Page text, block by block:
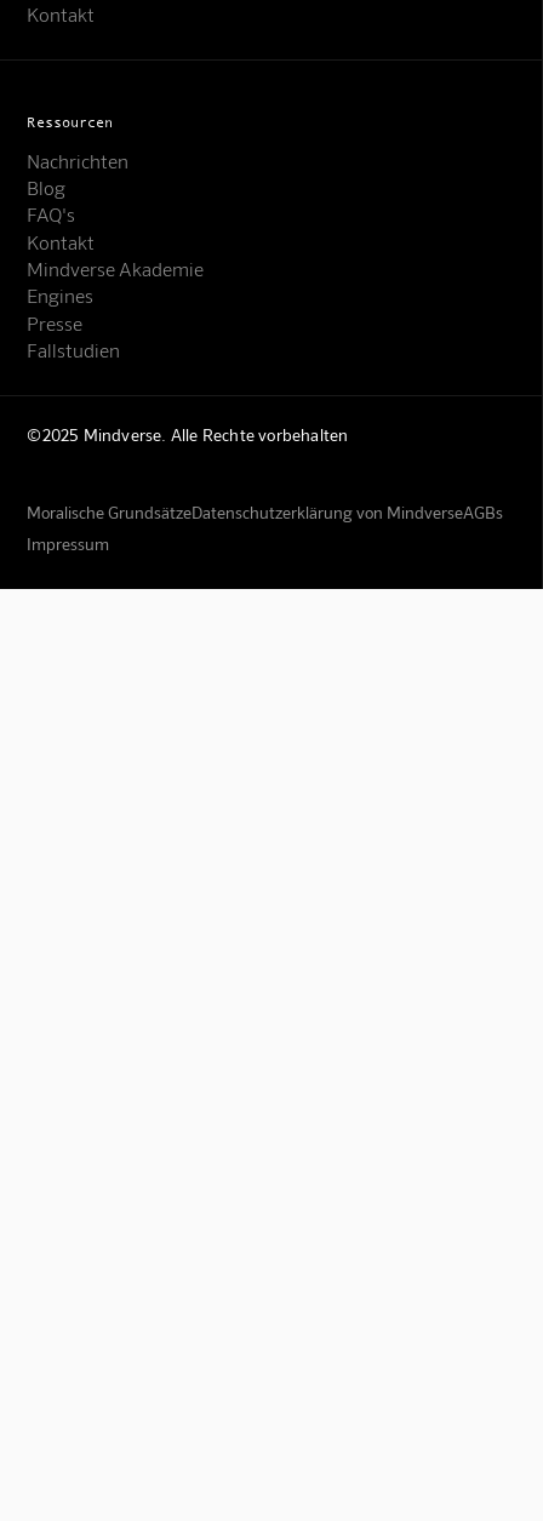
Kontakt
Ressourcen
Nachrichten
Blog
FAQ's
Kontakt
Mindverse Akademie
Engines
Presse
Fallstudien
©2025 Mindverse. Alle Rechte vorbehalten
Moralische GrundsätzeDatenschutzerklärung von MindverseAGBs
Impressum